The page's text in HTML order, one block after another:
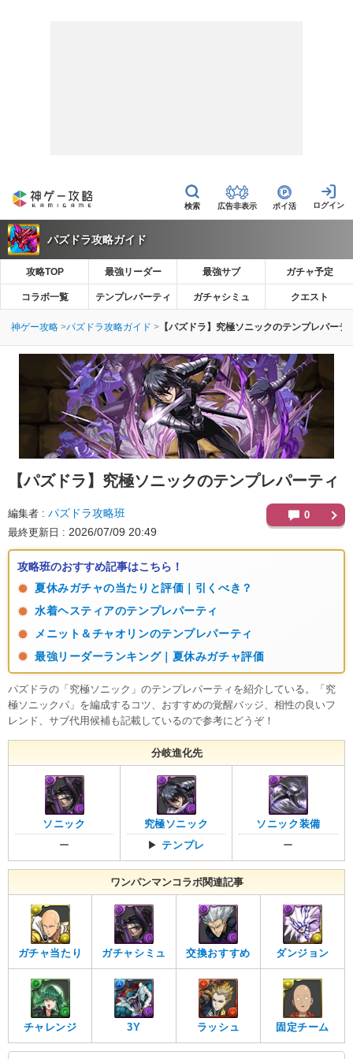
広告非表示 ポイ活
パズドラ攻略ガイド
攻略TOP 最強リーダー 最強サブ ガチャ予定
コラボ一覧 テンプレパーティ ガチャシミュ クエスト
神ゲー攻略 パズドラ攻略ガイド 【パズドラ】究極ソニックのテンプレパーテ
【パズドラ】 究極ソニックのテンプレパーティ
編集者 パズドラ攻略班
最終更新日 2026/07/09 20:49
0
攻略班のおすすめ記事はこちら！
夏休みガチャの当たりと評価｜引くべき？
水着ヘスティアのテンプレパーティ
メニット＆チャオリンのテンプレパーティ
最強リーダーランキング｜夏休みガチャ評価
パズドラの「究極ソニック」のテンプレパーティを紹介している。「究
極ソニックパ」を編成するコツ、おすすめの覚醒バッジ、相性の良いフ
レンド、サブ代用候補も記載しているので参考にどうぞ！
分岐進化先
ソニック
ー
究極ソニック
▶テンプレ
ソニック装備
ー
ワンパンマンコラボ関連記事
ガチャ当たり ガチャシミュ 交換おすすめ ダンジョン
チャレンジ 3Y ラッシュ 固定チーム